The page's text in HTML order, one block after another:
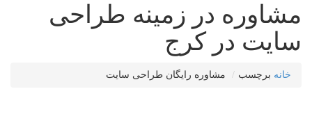
مشاوره در زمینه طراحی
سایت در کرج
خانه برچسب مشاوره رایگان طراحی سایت